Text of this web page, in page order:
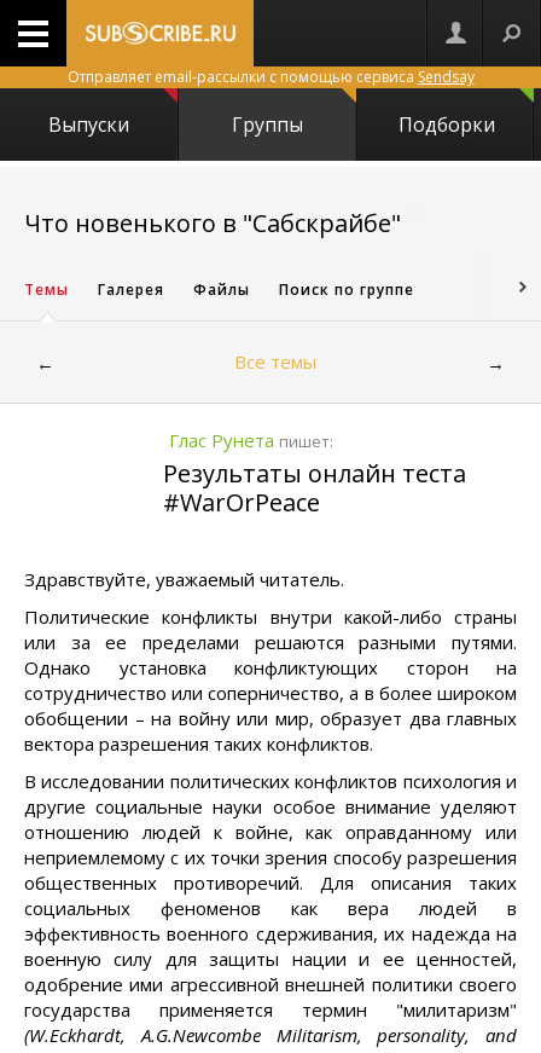
Отправляет email-рассылки с помощью сервиса Sendsay
Выпуски Группы Подборки
Что новенького в "Сабскрайбе"
Темы Галерея Файлы Поиск по группе
← Все темы →
Глас Рунета пишет:
Результаты онлайн теста
#WarOrPeace
Здравствуйте, уважаемый читатель.
Политические конфликты внутри какой-либо страны
или за ее пределами решаются разными путями.
Однако установка конфликтующих сторон на
сотрудничество или соперничество, а в более широком
обобщении – на войну или мир, образует два главных
вектора разрешения таких конфликтов.
В исследовании политических конфликтов психология и
другие социальные науки особое внимание уделяют
отношению людей к войне, как оправданному или
неприемлемому с их точки зрения способу разрешения
общественных противоречий. Для описания таких
социальных феноменов как вера людей в
эффективность военного сдерживания, их надежда на
военную силу для защиты нации и ее ценностей,
одобрение ими агрессивной внешней политики своего
государства применяется термин "милитаризм"
(W.Eckhardt, A.G.Newcombe Militarism, personality, and